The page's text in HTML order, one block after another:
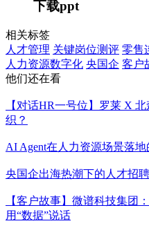
下载ppt
相关标签
人才管理 关键岗位测评 零售
人力资源数字化 央国企 客户
他们还在看
【对话HR一号位】罗莱 X
织？
AI Agent在人力资源场景落地
央国企出海热潮下的人才招
【客户故事】微谱科技集团
用“数据”说话